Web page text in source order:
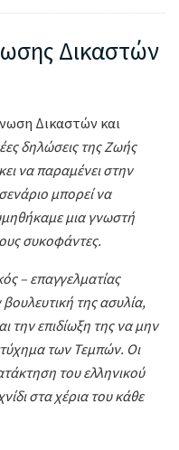
Δικαστών
Δικαστών και
δηλώσεις της Ζωής
να παραμένει στην
μπορεί να
μια γνωστή
συκοφάντες.
– επαγγελματίας
της ασυλία,
την επιδίωξη της να μην
των Τεμπών. Οι
του ελληνικού
στα χέρια του κάθε